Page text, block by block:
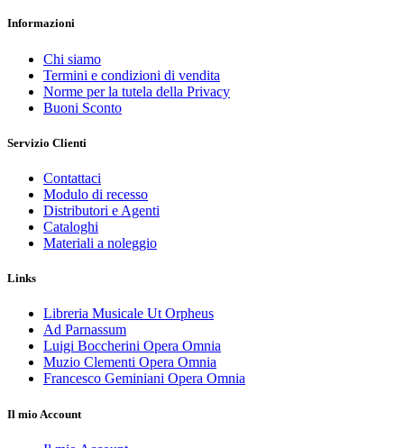
Informazioni
Chi siamo
Termini e condizioni di vendita
Norme per la tutela della Privacy
Buoni Sconto
Servizio Clienti
Contattaci
Modulo di recesso
Distributori e Agenti
Cataloghi
Materiali a noleggio
Links
Libreria Musicale Ut Orpheus
Ad Parnassum
Luigi Boccherini Opera Omnia
Muzio Clementi Opera Omnia
Francesco Geminiani Opera Omnia
Il mio Account